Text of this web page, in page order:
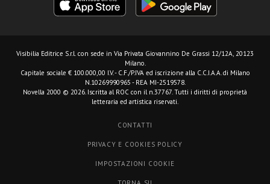
Visibilia Editrice S.r.l. con sede in Via Privata Giovannino De Grassi 12/12A, 20123
Milano.
Capitale sociale € 100.000,00 I.V. - C.F./P.IVA ed iscrizione alla C.C.I.A.A. di Milano
N.10269990965 - REA MI-2519578.
Novella 2000 © 2026. Iscritta al ROC con il n.37767. Tutti i diritti di proprietà
letteraria ed artistica riservati.
CONTATTI
PRIVACY E COOKIES POLICY
IMPOSTAZIONI COOKIE